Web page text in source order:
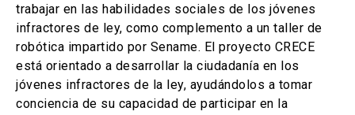
trabajar en las habilidades sociales de los jóvenes
infractores de ley, como complemento a un taller de
robótica impartido por Sename. El proyecto CRECE
está orientado a desarrollar la ciudadanía en los
jóvenes infractores de la ley, ayudándolos a tomar
conciencia de su capacidad de participar en la